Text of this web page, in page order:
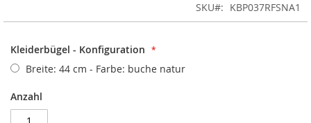
SKU
KBP037RFSNA1
Kleiderbügel - Konfiguration
Breite: 44 cm - Farbe: buche natur
Anzahl